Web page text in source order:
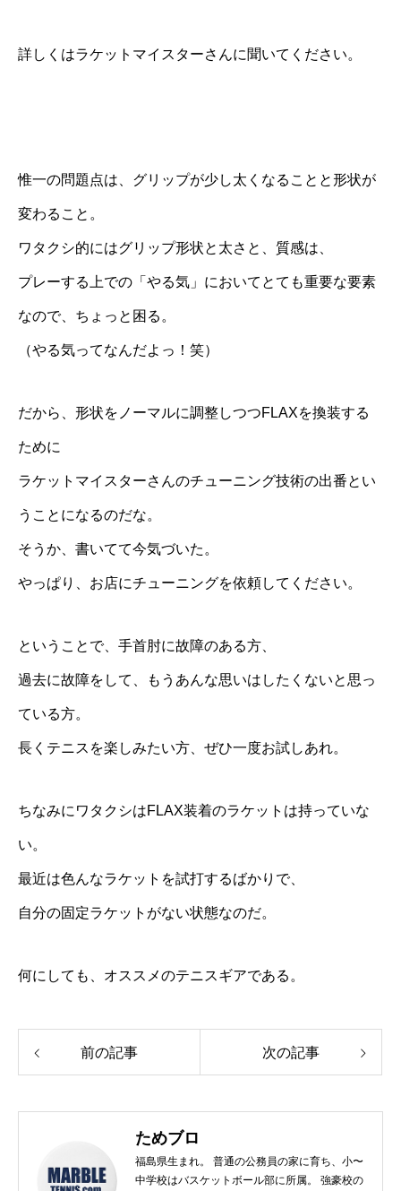
詳しくはラケットマイスターさんに聞いてください。
惟一の問題点は、グリップが少し太くなることと形状が
変わること。
ワタクシ的にはグリップ形状と太さと、質感は、
プレーする上での「やる気」においてとても重要な要素
なので、ちょっと困る。
（やる気ってなんだよっ！笑）
だから、形状をノーマルに調整しつつFLAXを換装する
ために
ラケットマイスターさんのチューニング技術の出番とい
うことになるのだな。
そうか、書いてて今気づいた。
やっぱり、お店にチューニングを依頼してください。
ということで、手首肘に故障のある方、
過去に故障をして、もうあんな思いはしたくないと思っ
ている方。
長くテニスを楽しみたい方、ぜひ一度お試しあれ。
ちなみにワタクシはFLAX装着のラケットは持っていな
い。
最近は色んなラケットを試打するばかりで、
自分の固定ラケットがない状態なのだ。
何にしても、オススメのテニスギアである。
前の記事 次の記事
ためブロ
福島県生まれ。 普通の公務員の家に育ち、小〜
中学校はバスケットボール部に所属。 強豪校の